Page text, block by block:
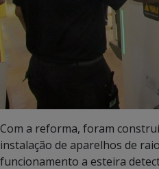
Com a reforma, foram
instalação de aparelhos de
funcionamento a esteira